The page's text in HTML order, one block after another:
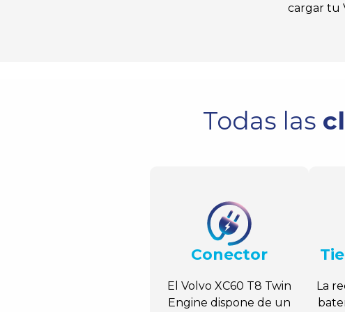
cargar tu
Todas las
Conector
El Volvo XC60 T8 Twin
Engine dispone de un
La